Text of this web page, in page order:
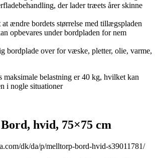
der lader træets årer skinne
ændre bordets størrelse med tillægspladen
opbevares under bordpladen for nem
bordplade over for væske, pletter, olie, varme,
maksimale belastning er 40 kg, hvilket kan
i nogle situationer
hvid, 75×75 cm
dk/da/p/melltorp-bord-hvid-s39011781/